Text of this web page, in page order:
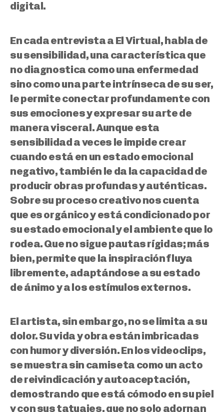
digital.
En cada entrevista a El Virtual, habla de
su sensibilidad, una característica que
no diagnostica como una enfermedad
sino como una parte intrínseca de su ser,
le permite conectar profundamente con
sus emociones y expresar su arte de
manera visceral. Aunque esta
sensibilidad a veces le impide crear
cuando está en un estado emocional
negativo, también le da la capacidad de
producir obras profundas y auténticas.
Sobre su proceso creativo nos cuenta
que es orgánico y está condicionado por
su estado emocional y el ambiente que lo
rodea. Que no sigue pautas rígidas; más
bien, permite que la inspiración fluya
libremente, adaptándose a su estado
de ánimo y a los estímulos externos.
El artista, sin embargo, no se limita a su
dolor. Su vida y obra están imbricadas
con humor y diversión. En los videoclips,
se muestra sin camiseta como un acto
de reivindicación y autoaceptación,
demostrando que está cómodo en su piel
y con sus tatuajes, que no solo adornan